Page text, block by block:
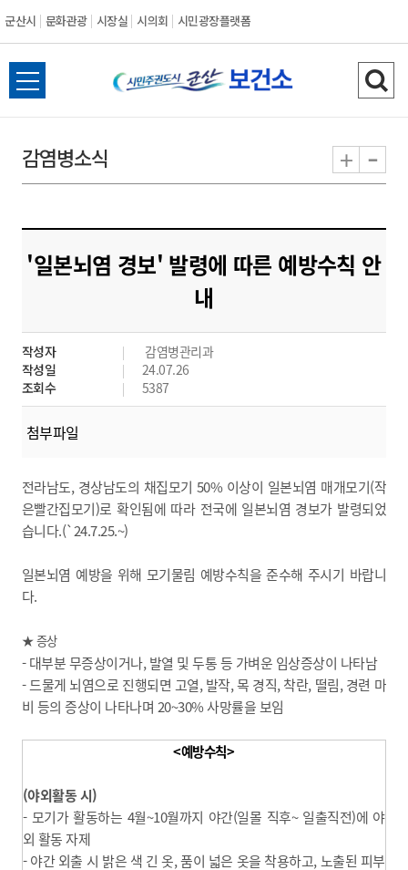
군산시 문화관광 시장실 시의회 시민광장플랫폼
군
산
전
체
뉴
열
검
색
기
감염병소식 + -
'일본뇌염 경보' 발령에 따른 예방수칙 안
내
작성자
감염병관리과
작성일
24.07.26
조회수
5387
첨부파일
전라남도, 경상남도의 채집모기 50% 이상이 일본뇌염 매개모기(작
은빨간집모기)로 확인됨에 따라 전국에 일본뇌염 경보가 발령되었
습니다.(`24.7.25.~)
일본뇌염 예방을 위해 모기물림 예방수칙을 준수해 주시기 바랍니
다.
★ 증상
- 대부분 무증상이거나, 발열 및 두통 등 가벼운 임상증상이 나타남
- 드물게 뇌염으로 진행되면 고열, 발작, 목 경직, 착란, 떨림, 경련 마
비 등의 증상이 나타나며 20~30% 사망률을 보임
<예방수칙>
(야외활동 시)
- 모기가 활동하는 4월~10월까지 야간(일몰 직후~ 일출직전)에 야
외 활동 자제
- 야간 외출 시 밝은 색 긴 옷, 품이 넓은 옷을 착용하고, 노출된 피부